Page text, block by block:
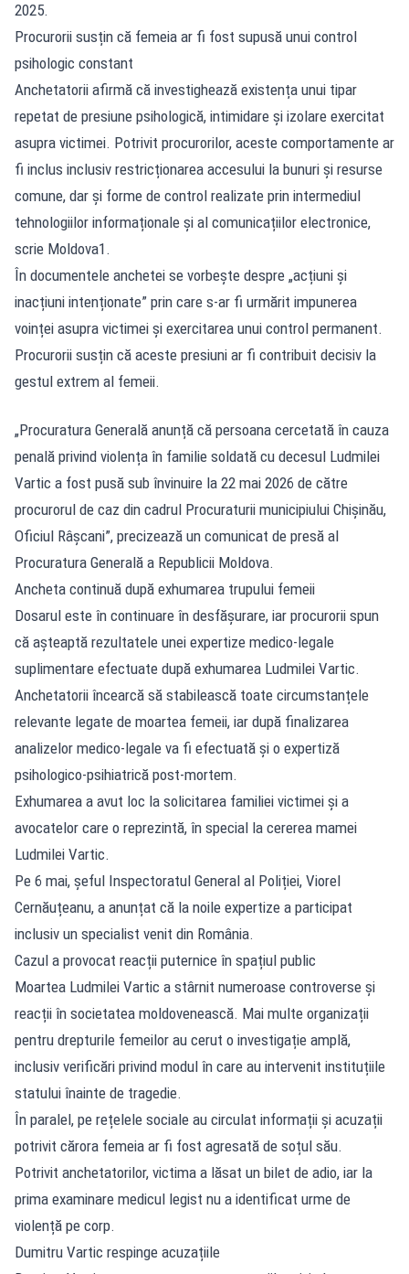
2025.
Procurorii susțin că femeia ar fi fost supusă unui control
psihologic constant
Anchetatorii afirmă că investighează existența unui tipar
repetat de presiune psihologică, intimidare și izolare exercitat
asupra victimei. Potrivit procurorilor, aceste comportamente ar
fi inclus inclusiv restricționarea accesului la bunuri și resurse
comune, dar și forme de control realizate prin intermediul
tehnologiilor informaționale și al comunicațiilor electronice,
scrie Moldova1 .
În documentele anchetei se vorbește despre „acțiuni și
inacțiuni intenționate” prin care s-ar fi urmărit impunerea
voinței asupra victimei și exercitarea unui control permanent.
Procurorii susțin că aceste presiuni ar fi contribuit decisiv la
gestul extrem al femeii.
„Procuratura Generală anunță că persoana cercetată în cauza
penală privind violența în familie soldată cu decesul Ludmilei
Vartic a fost pusă sub învinuire la 22 mai 2026 de către
procurorul de caz din cadrul Procuraturii municipiului Chișinău,
Oficiul Râșcani”, precizează un comunicat de presă al
Procuratura Generală a Republicii Moldova.
Ancheta continuă după exhumarea trupului femeii
Dosarul este în continuare în desfășurare, iar procurorii spun
că așteaptă rezultatele unei expertize medico-legale
suplimentare efectuate după exhumarea Ludmilei Vartic.
Anchetatorii încearcă să stabilească toate circumstanțele
relevante legate de moartea femeii, iar după finalizarea
analizelor medico-legale va fi efectuată și o expertiză
psihologico-psihiatrică post-mortem.
Exhumarea a avut loc la solicitarea familiei victimei și a
avocatelor care o reprezintă, în special la cererea mamei
Ludmilei Vartic.
Pe 6 mai, șeful Inspectoratul General al Poliției, Viorel
Cernăuțeanu, a anunțat că la noile expertize a participat
inclusiv un specialist venit din România.
Cazul a provocat reacții puternice în spațiul public
Moartea Ludmilei Vartic a stârnit numeroase controverse și
reacții în societatea moldovenească. Mai multe organizații
pentru drepturile femeilor au cerut o investigație amplă,
inclusiv verificări privind modul în care au intervenit instituțiile
statului înainte de tragedie.
În paralel, pe rețelele sociale au circulat informații și acuzații
potrivit cărora femeia ar fi fost agresată de soțul său.
Potrivit anchetatorilor, victima a lăsat un bilet de adio, iar la
prima examinare medicul legist nu a identificat urme de
violență pe corp.
Dumitru Vartic respinge acuzațiile